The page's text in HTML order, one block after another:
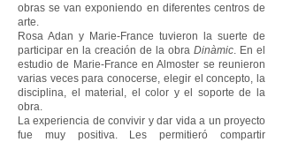
obras se van exponiendo en diferentes centros de
arte.
Rosa Adan y Marie-France tuvieron la suerte de
participar en la creación de la obra Dinàmic. En el
estudio de Marie-France en Almoster se reunieron
varias veces para conocerse, elegir el concepto, la
disciplina, el material, el color y el soporte de la
obra.
La experiencia de convivir y dar vida a un proyecto
fue muy positiva. Les permitieró compartir